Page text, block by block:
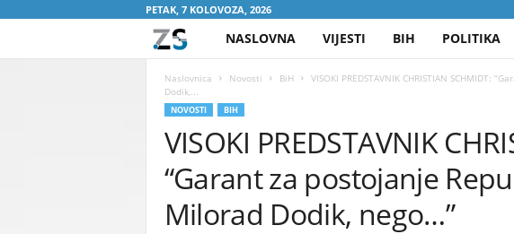
PETAK, 7 KOLOVOZA, 2026
A
S
R
NASLOVNA VIJESTI BIH POLITIKA
Naslovnica Novosti BiH
VISOKI PREDSTAVNIK CHRISTIAN SCHMIDT:
Dodik,...
NOVOSTI BIH
VISOKI PREDSTAVNIK
“Garant za postojanje
Milorad Dodik, nego…”